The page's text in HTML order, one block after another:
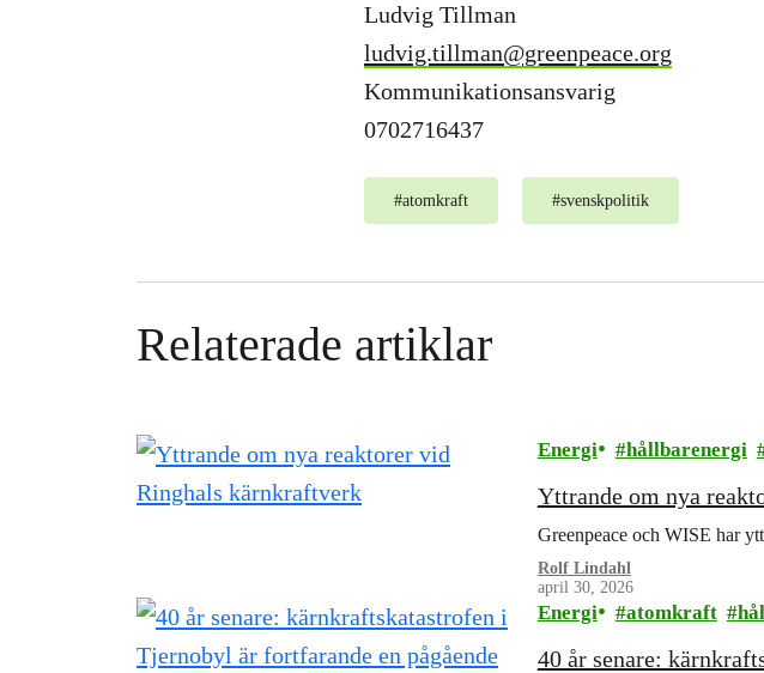
Ludvig Tillman
ludvig.tillman@greenpeace.org
Kommunikationsansvarig
0702716437
#atomkraft #svenskpolitik
Relaterade artiklar
Energi hållbarenergi
Yttrande om nya
Greenpeace och WISE har
Rolf Lindahl
april 30, 2026
Energi atomkraft
40 år senare: